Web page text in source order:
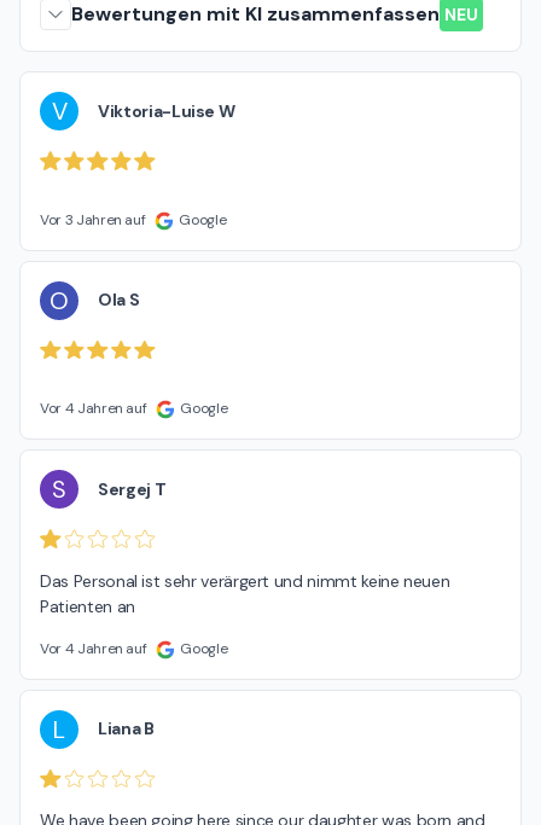
Bewertungen mit KI zusammenfassen NEU
V Viktoria-Luise W
Vor 3 Jahren auf Google
O Ola S
Vor 4 Jahren auf Google
S Sergej T
Das Personal ist sehr verärgert und nimmt keine neuen
Patienten an
Vor 4 Jahren auf Google
L Liana B
We have been going here since our daughter was born and